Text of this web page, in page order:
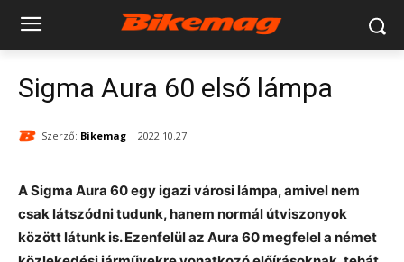
Sigma Aura 60 első lámpa
Szerző: Bikemag 2022.10.27.
A Sigma Aura 60 egy igazi városi lámpa, amivel nem
csak látszódni tudunk, hanem normál útviszonyok
között látunk is. Ezenfelül az Aura 60 megfelel a német